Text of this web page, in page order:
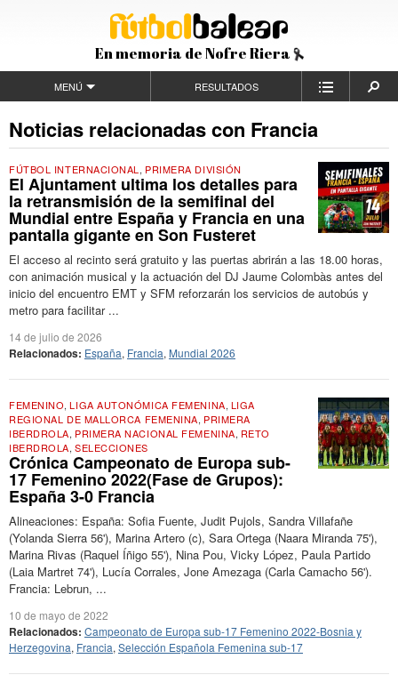
En memoria de Nofre Riera
MENÚ RESULTADOS
Noticias relacionadas con Francia
FÚTBOL INTERNACIONAL , PRIMERA DIVISIÓN
El Ajuntament ultima los detalles para
la retransmisión de la semifinal del
Mundial entre España y Francia en una
pantalla gigante en Son Fusteret
El acceso al recinto será gratuito y las puertas abrirán a las 18.00 horas,
con animación musical y la actuación del DJ Jaume Colombàs antes del
inicio del encuentro EMT y SFM reforzarán los servicios de autobús y
metro para facilitar ...
14 de julio de 2026
Relacionados: España, Francia, Mundial 2026
FEMENINO,LIGA AUTONÓMICA FEMENINA, LIGA
REGIONAL DE MALLORCA FEMENINA, PRIMERA
IBERDROLA, PRIMERA NACIONAL FEMENINA, RETO
IBERDROLA, SELECCIONES
Crónica Campeonato de Europa sub-
17 Femenino 2022(Fase de Grupos):
España 3-0 Francia
Alineaciones: España: Sofia Fuente, Judit Pujols, Sandra Villafañe
(Yolanda Sierra 56'), Marina Artero (c), Sara Ortega (Naara Miranda 75'),
Marina Rivas (Raquel Íñigo 55'), Nina Pou, Vicky López, Paula Partido
(Laia Martret 74'), Lucía Corrales, Jone Amezaga (Carla Camacho 56').
Francia: Lebrun, ...
10 de mayo de 2022
Relacionados: Campeonato de Europa sub-17 Femenino 2022-Bosnia y
Herzegovina, Francia, Selección Española Femenina sub-17